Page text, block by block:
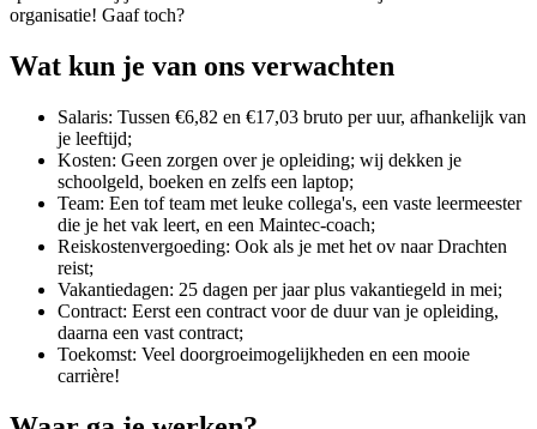
organisatie! Gaaf toch?
Wat kun je van ons verwachten
Salaris: Tussen €6,82 en €17,03 bruto per uur, afhankelijk van
je leeftijd;
Kosten: Geen zorgen over je opleiding; wij dekken je
schoolgeld, boeken en zelfs een laptop;
Team: Een tof team met leuke collega's, een vaste leermeester
die je het vak leert, en een Maintec-coach;
Reiskostenvergoeding: Ook als je met het ov naar Drachten
reist;
Vakantiedagen: 25 dagen per jaar plus vakantiegeld in mei;
Contract: Eerst een contract voor de duur van je opleiding,
daarna een vast contract;
Toekomst: Veel doorgroeimogelijkheden en een mooie
carrière!